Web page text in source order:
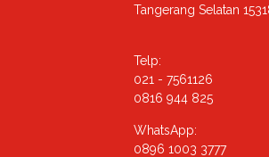
Tangerang Selatan
Telp:
021 - 7561126
0816 944 825
WhatsApp:
0896 1003 3777